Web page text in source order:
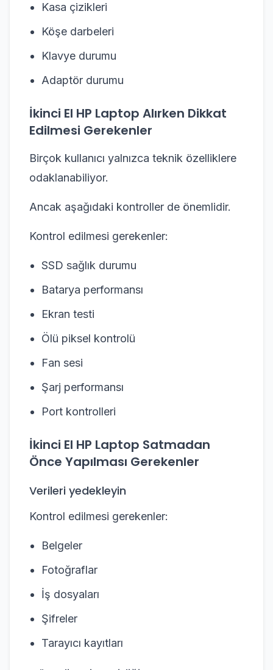
Kasa çizikleri
Köşe darbeleri
Klavye durumu
Adaptör durumu
İkinci El HP Laptop Alırken Dikkat
Edilmesi Gerekenler
Birçok kullanıcı yalnızca teknik özelliklere
odaklanabiliyor.
Ancak aşağıdaki kontroller de önemlidir.
Kontrol edilmesi gerekenler:
SSD sağlık durumu
Batarya performansı
Ekran testi
Ölü piksel kontrolü
Fan sesi
Şarj performansı
Port kontrolleri
İkinci El HP Laptop Satmadan
Önce Yapılması Gerekenler
Verileri yedekleyin
Kontrol edilmesi gerekenler:
Belgeler
Fotoğraflar
İş dosyaları
Şifreler
Tarayıcı kayıtları